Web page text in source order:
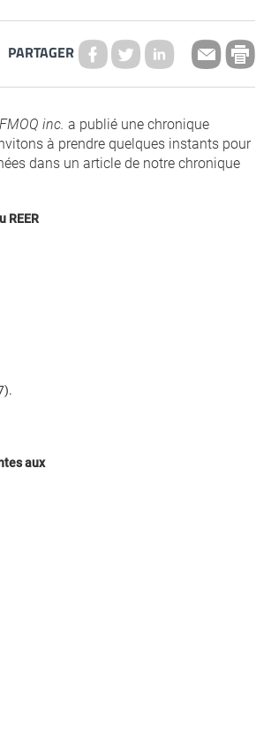
PARTAGER
inc. a publié une chronique
à prendre quelques instants pour
dans un article de notre chronique
REER
aux